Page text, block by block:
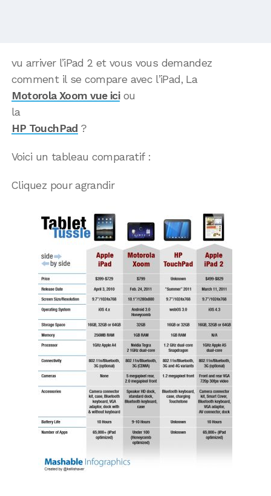
vu arriver l’iPad 2 et vous vous demandez
comment il se compare avec l’iPad, La
Motorola Xoom vue iciou
la
HP TouchPad ?
Voici un tableau comparatif :
Cliquez pour agrandir